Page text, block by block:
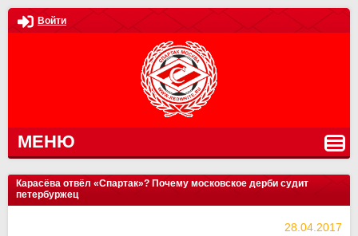
Войти
МЕНЮ
Карасёва отвёл «Спартак»? Почему московское дерби судит
петербуржец
28.04.2017